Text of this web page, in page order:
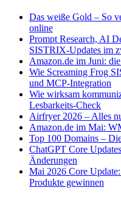
Das weiße Gold – So
online
Prompt Research, AI
SISTRIX-Updates im
Amazon.de im Juni:
Wie Screaming Frog
und MCP-Integration
Wie wirksam
Lesbarkeits-Check
Airfryer 2026 – Alles
Amazon.de im Mai:
Top 100 Domains –
ChatGPT Core
Änderungen
Mai 2026 Core
Produkte gewinnen